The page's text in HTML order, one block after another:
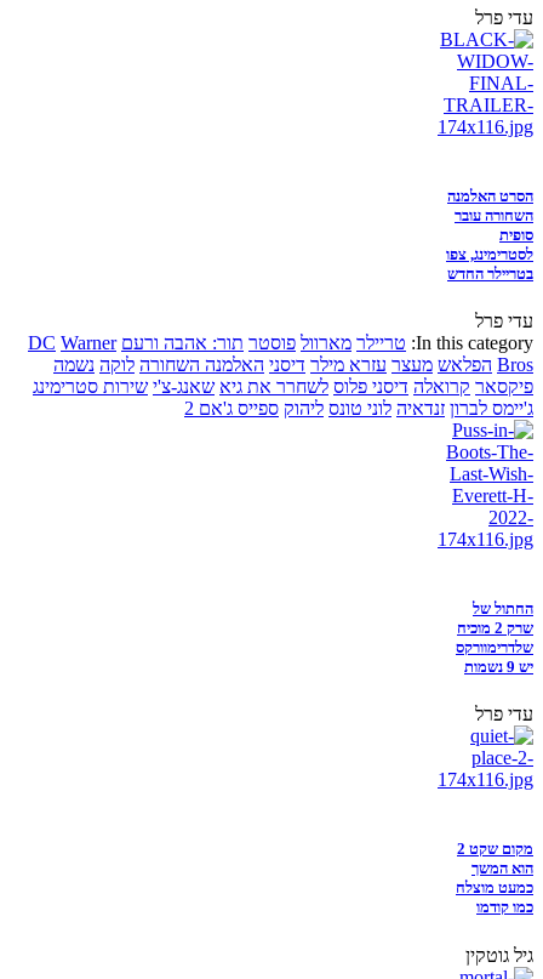
עדי פרל
הסרט האלמנה
השחורה עובר
סופית
לסטרימינג, צפו
בטריילר החדש
עדי פרל
In this category: טריילר מארוול פוסטר תור: אהבה ורעם DC Warner
Bros הפלאש מעצר עזרא מילר דיסני האלמנה השחורה לוקה נשמה
פיקסאר קרואלה דיסני פלוס לשחרר את גיא שאנג-צ'י שירות סטרימינג
ג'יימס לברון זנדאיה לוני טונס ליהוק ספייס ג'אם 2
החתול של
שרק 2 מוכיח
שלדרימוורקס
יש 9 נשמות
עדי פרל
מקום שקט 2
הוא המשך
כמעט מוצלח
כמו קודמו
גיל גוטקין